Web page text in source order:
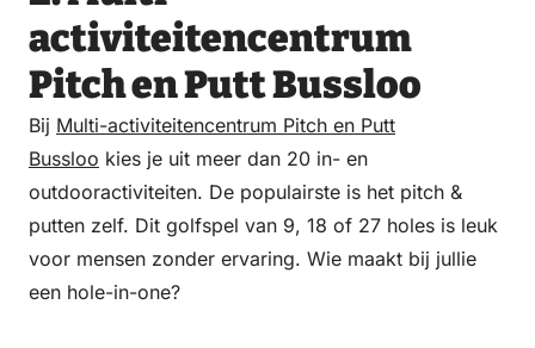
activiteitencentrum
Pitch en Putt Bussloo
Bij Multi-activiteitencentrum Pitch en Putt
Bussloo kies je uit meer dan 20 in- en
outdooractiviteiten. De populairste is het pitch &
putten zelf. Dit golfspel van 9, 18 of 27 holes is leuk
voor mensen zonder ervaring. Wie maakt bij jullie
een hole-in-one?